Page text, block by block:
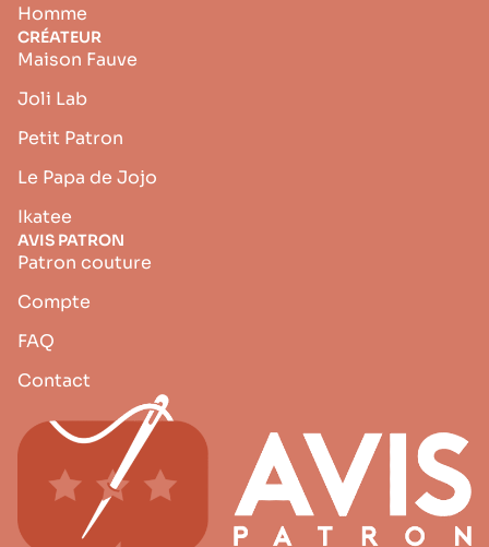
Homme
CRÉATEUR
Maison Fauve
Joli Lab
Petit Patron
Le Papa de Jojo
Ikatee
AVIS PATRON
Patron couture
Compte
FAQ
Contact